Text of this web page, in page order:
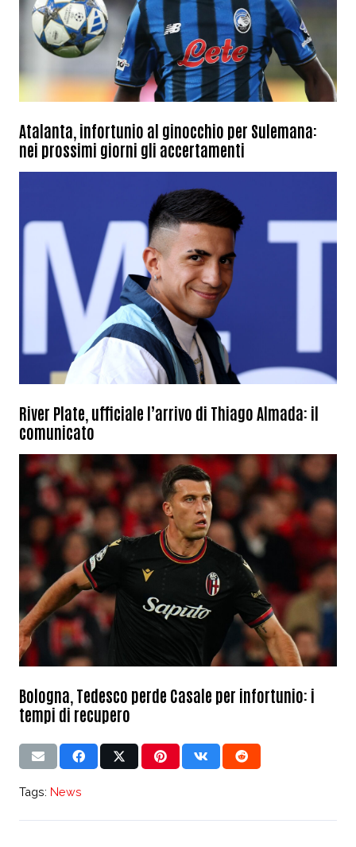
Atalanta, infortunio al ginocchio per Sulemana:
nei prossimi giorni gli accertamenti
River Plate, ufficiale l’arrivo di Thiago Almada: il
comunicato
Bologna, Tedesco perde Casale per infortunio: i
tempi di recupero
Tags: News